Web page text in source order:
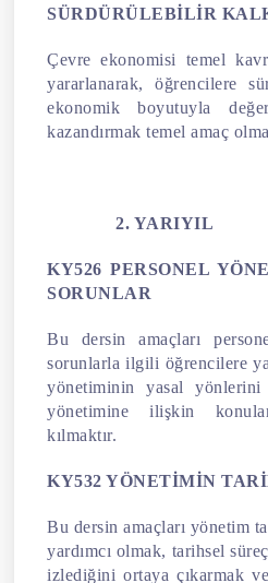
SÜRDÜRÜLEBİLİR
Çevre ekonomisi temel
yararlanarak, öğrencilere
ekonomik boyutuyla
kazandırmak temel amaç
2. YARIYIL
KY526 PERSONEL
SORUNLAR
Bu dersin amaçları
sorunlarla ilgili öğrencilere
yönetiminin yasal yönlerini
yönetimine ilişkin
kılmaktır.
KY532 YÖNETİMİN
Bu dersin amaçları yönetim
yardımcı olmak, tarihsel
izlediğini ortaya çıkarmak